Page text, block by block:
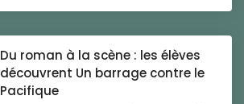
Du roman à la scène : les élèves
découvrent Un barrage contre le
Pacifique